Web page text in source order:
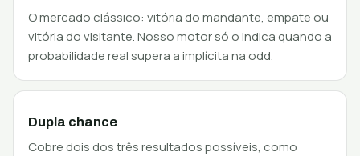
O mercado clássico: vitória do mandante, empate ou
vitória do visitante. Nosso motor só o indica quando a
probabilidade real supera a implícita na odd.
Dupla chance
Cobre dois dos três resultados possíveis, como